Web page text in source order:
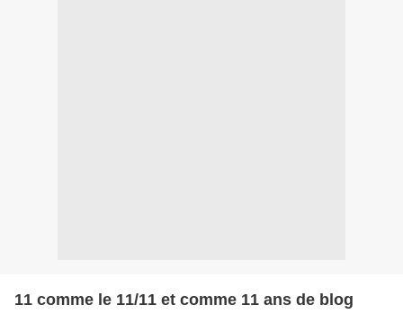
11 comme le 11/11 et comme 11 ans de blog